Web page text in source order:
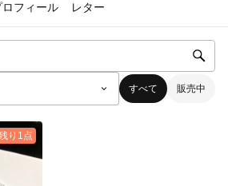
ロフィール レター
すべて 販売中
り1点